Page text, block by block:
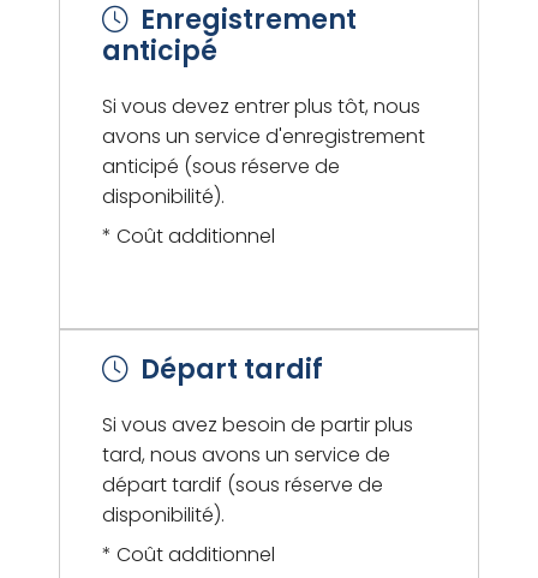
Enregistrement
anticipé
Si vous devez entrer plus tôt, nous
avons un service d'enregistrement
anticipé (sous réserve de
disponibilité).
* Coût additionnel
Départ tardif
Si vous avez besoin de partir plus
tard, nous avons un service de
départ tardif (sous réserve de
disponibilité).
* Coût additionnel